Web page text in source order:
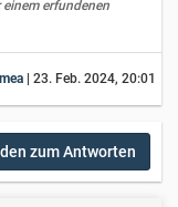
einem erfundenen
23. Feb. 2024, 20:01
zum Antworten